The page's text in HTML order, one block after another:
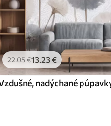
22.05€13.23€